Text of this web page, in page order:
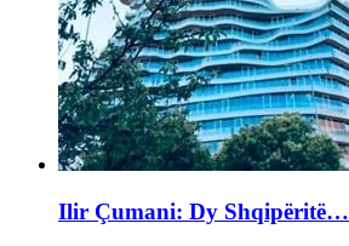
Ilir Çumani: Dy Shqipëritë…